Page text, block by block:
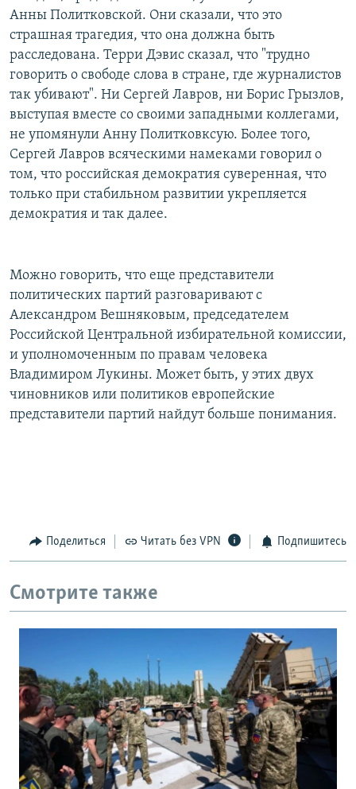
Анны Политковской. Они сказали, что это
страшная трагедия, что она должна быть
расследована. Терри Дэвис сказал, что "трудно
говорить о свободе слова в стране, где журналистов
так убивают". Ни Сергей Лавров, ни Борис Грызлов,
выступая вместе со своими западными коллегами,
не упомянули Анну Политковксую. Более того,
Сергей Лавров всяческими намеками говорил о
том, что российская демократия суверенная, что
только при стабильном развитии укрепляется
демократия и так далее.
Можно говорить, что еще представители
политических партий разговаривают с
Александром Вешняковым, председателем
Российской Центральной избирательной комиссии,
и уполномоченным по правам человека
Владимиром Лукины. Может быть, у этих двух
чиновников или политиков европейские
представители партий найдут больше понимания.
Поделиться Читать без VPN Подпишитесь
Смотрите также